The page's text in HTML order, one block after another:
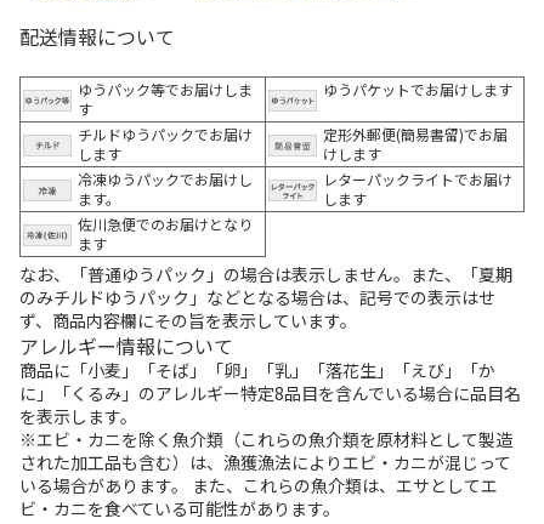
配送情報について
ゆうパック等でお届けしま
す
ゆうパケットでお届けします
チルドゆうパックでお届け
します
定形外郵便(簡易書留)でお届
けします
冷凍ゆうパックでお届けし
ます。
レターパックライトでお届け
します
佐川急便でのお届けとなり
ます
なお、「普通ゆうパック」の場合は表示しません。また、「夏期
のみチルドゆうパック」などとなる場合は、記号での表示はせ
ず、商品内容欄にその旨を表示しています。
アレルギー情報について
商品に「小麦」「そば」「卵」「乳」「落花生」「えび」「か
に」「くるみ」のアレルギー特定8品目を含んでいる場合に品目名
を表示します。
※エビ・カニを除く魚介類（これらの魚介類を原材料として製造
された加工品も含む）は、漁獲漁法によりエビ・カニが混じって
いる場合があります。 また、これらの魚介類は、エサとしてエ
ビ・カニを食べている可能性があります。